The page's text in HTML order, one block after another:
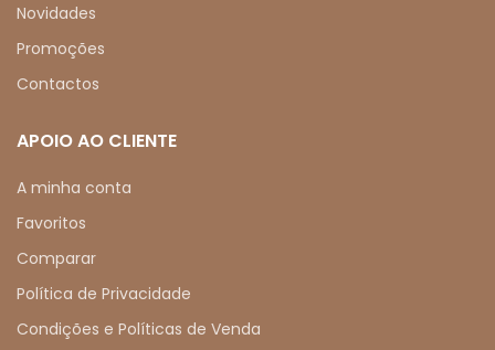
Novidades
Promoções
Contactos
APOIO AO CLIENTE
A minha conta
Favoritos
Comparar
Política de Privacidade
Condições e Políticas de Venda